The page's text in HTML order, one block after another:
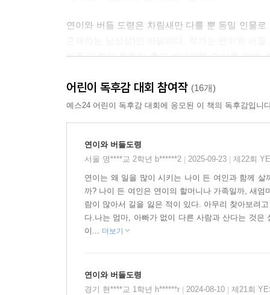
연이와 버들 도령은 차림새만 다를 뿐 동일 인물
버들 도령이 온종일 춥고 배고팠을 연이를 위해
연이라는 미성숙하고 수동적인 여성적 자아는
나아가 이 이야기는 펜데믹이라는 긴 겨울을 지
풍요로운 내면의 동굴이 있으며, 우리는 그 동굴
독보적인 3D 일러스트레이션 기법의 집대성
작품이다.
어린이 독후감 대회 참여작 (16개)
예스24 어린이 독후감 대회에 응모된 이 책의 독후감입니
연이와 버들도령
서울 명****교 2학년 b******2
2025-09-23 제22회
연이는 왜 일을 많이 시키는 나이 든 여인과 함께
까? 나이 든 여인은 연이의 할머니나 가족일까, 새
람이 많아서 길을 잃은 적이 있다. 아무리 찾아보려
다.나는 엄마, 아빠가 없이 다른 사람과 산다는 것
이... 더보기
연이와 버들도령
경기 현****교 1학년 h******r
2024-08-10 제21회